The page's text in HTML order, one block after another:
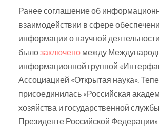
Ранее соглашение об
взаимодействии в сфере
информации о научной
былозаключеномежду
информационной группой
Ассоциацией «Открытая наука».
присоединилась «Российская
хозяйства и государственной
Президенте Российской